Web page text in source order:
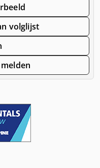
volglijst